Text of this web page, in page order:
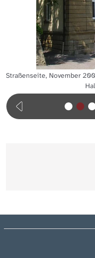
Straßenseite, November